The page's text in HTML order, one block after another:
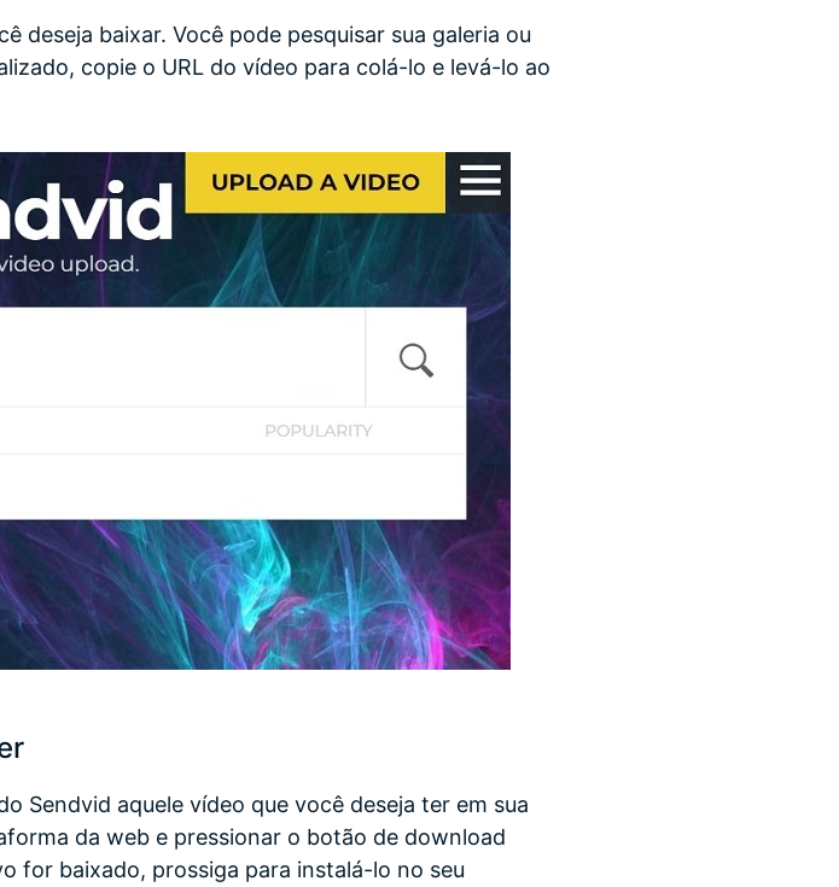
deseja baixar. Você pode pesquisar sua galeria ou
copie o URL do vídeo para colá-lo e levá-lo ao
Sendvid aquele vídeo que você deseja ter em sua
da web e pressionar o botão de download
for baixado, prossiga para instalá-lo no seu